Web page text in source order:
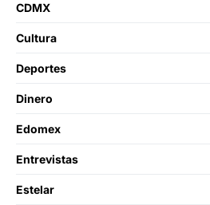
CDMX
Cultura
Deportes
Dinero
Edomex
Entrevistas
Estelar